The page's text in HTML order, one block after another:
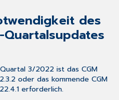
des
Quartalsupdates
3/2022 ist das CGM
oder das kommende CGM
erforderlich.